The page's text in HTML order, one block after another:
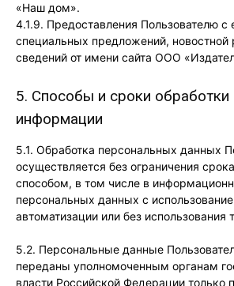
«Наш дом».
4.1.9. Предоставления Пользователю с
специальных предложений, новостной
сведений от имени сайта ООО
5. Способы и сроки обработки
информации
5.1. Обработка персональных данных
осуществляется без ограничения
способом, в том числе в
персональных данных с
автоматизации или без использования
5.2. Персональные данные
переданы уполномоченным органам
власти Российской Федерации только